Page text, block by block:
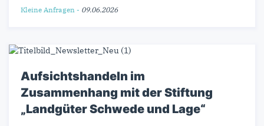
Kleine Anfragen - 09.06.2026
Aufsichtshandeln im
Zusammenhang mit der Stiftung
„Landgüter Schwede und Lage“